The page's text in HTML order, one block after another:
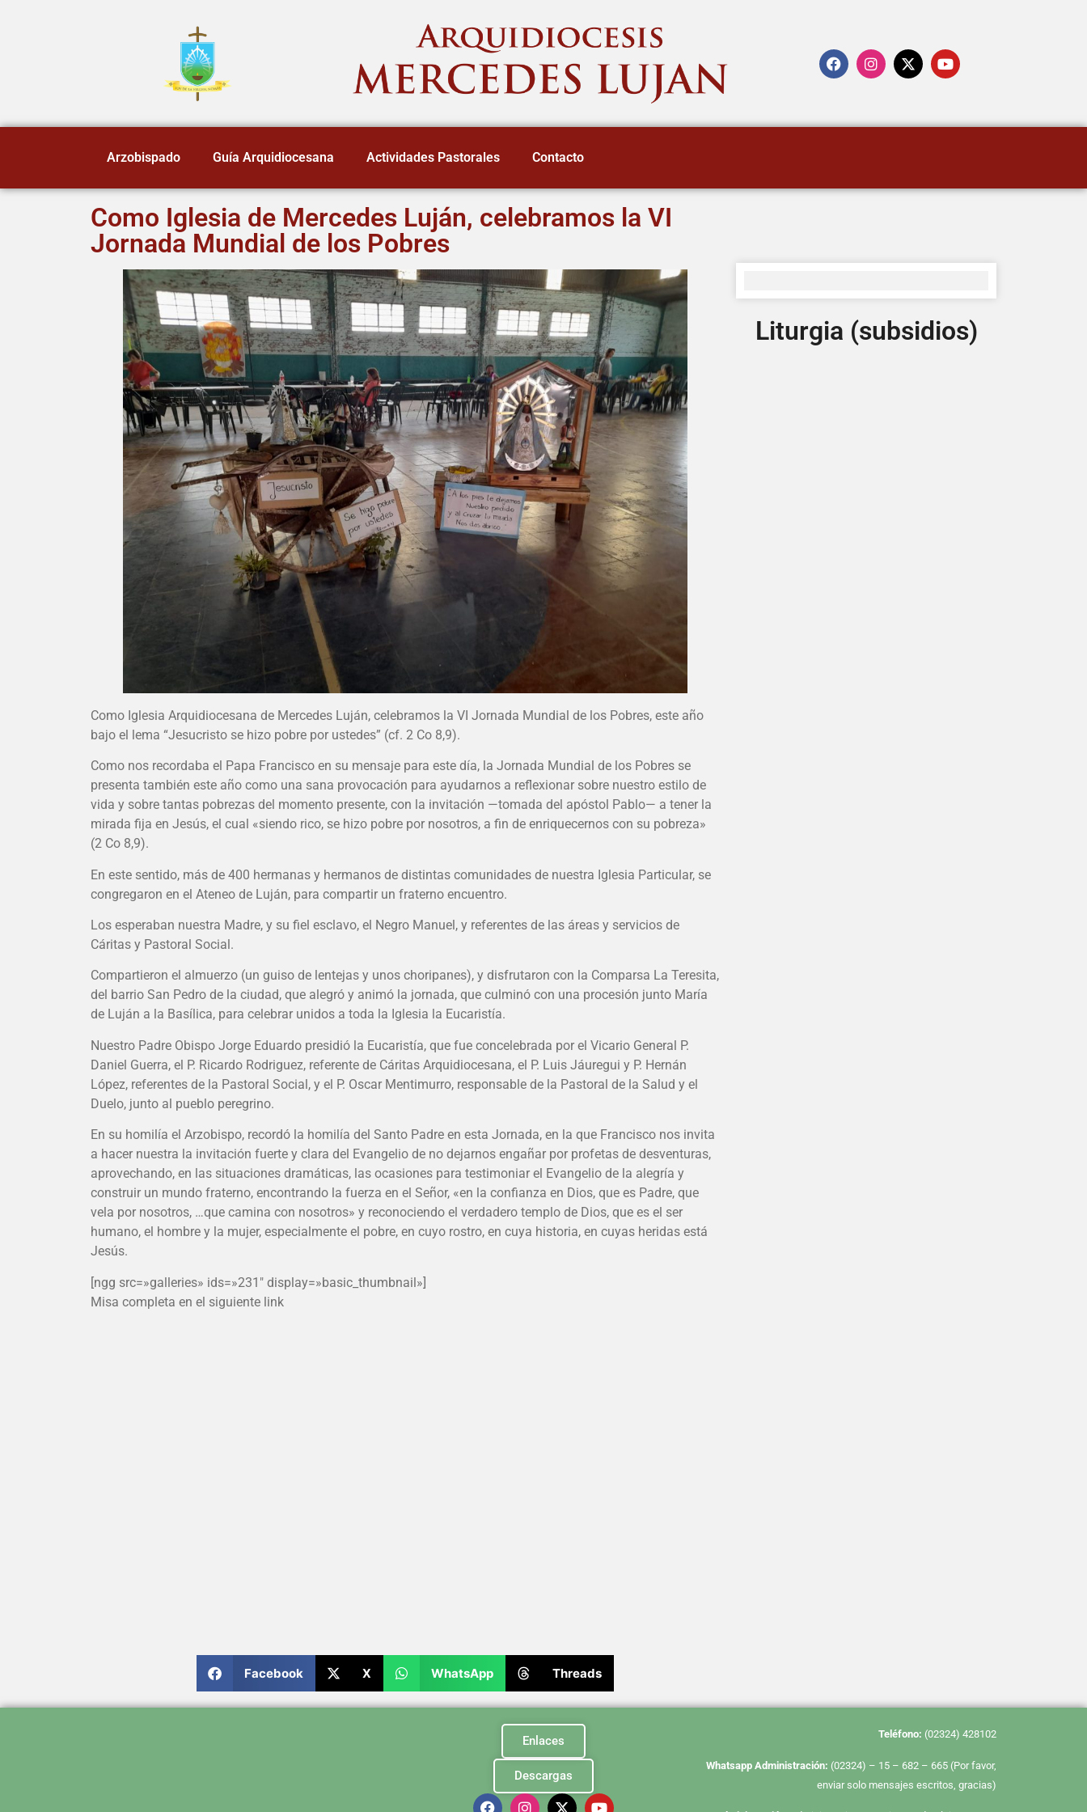
Arzobispado Guía Arquidiocesana Actividades Pastorales Contacto
Como Iglesia de Mercedes Luján, celebramos la VI
Jornada Mundial de los Pobres
Como Iglesia Arquidiocesana de Mercedes Luján, celebramos la VI Jornada Mundial de los Pobres, este año
bajo el lema “Jesucristo se hizo pobre por ustedes” (cf. 2 Co 8,9).
Como nos recordaba el Papa Francisco en su mensaje para este día, la Jornada Mundial de los Pobres se
presenta también este año como una sana provocación para ayudarnos a reflexionar sobre nuestro estilo de
vida y sobre tantas pobrezas del momento presente, con la invitación —tomada del apóstol Pablo— a tener la
mirada fija en Jesús, el cual «siendo rico, se hizo pobre por nosotros, a fin de enriquecernos con su pobreza»
(2 Co 8,9).
En este sentido, más de 400 hermanas y hermanos de distintas comunidades de nuestra Iglesia Particular, se
congregaron en el Ateneo de Luján, para compartir un fraterno encuentro.
Los esperaban nuestra Madre, y su fiel esclavo, el Negro Manuel, y referentes de las áreas y servicios de
Cáritas y Pastoral Social.
Compartieron el almuerzo (un guiso de lentejas y unos choripanes), y disfrutaron con la Comparsa La Teresita,
del barrio San Pedro de la ciudad, que alegró y animó la jornada, que culminó con una procesión junto María
de Luján a la Basílica, para celebrar unidos a toda la Iglesia la Eucaristía.
Nuestro Padre Obispo Jorge Eduardo presidió la Eucaristía, que fue concelebrada por el Vicario General P.
Daniel Guerra, el P. Ricardo Rodriguez, referente de Cáritas Arquidiocesana, el P. Luis Jáuregui y P. Hernán
López, referentes de la Pastoral Social, y el P. Oscar Mentimurro, responsable de la Pastoral de la Salud y el
Duelo, junto al pueblo peregrino.
En su homilía el Arzobispo, recordó la homilía del Santo Padre en esta Jornada, en la que Francisco nos invita
a hacer nuestra la invitación fuerte y clara del Evangelio de no dejarnos engañar por profetas de desventuras,
aprovechando, en las situaciones dramáticas, las ocasiones para testimoniar el Evangelio de la alegría y
construir un mundo fraterno, encontrando la fuerza en el Señor, «en la confianza en Dios, que es Padre, que
vela por nosotros, …que camina con nosotros» y reconociendo el verdadero templo de Dios, que es el ser
humano, el hombre y la mujer, especialmente el pobre, en cuyo rostro, en cuya historia, en cuyas heridas está
Jesús.
[ngg src=»galleries» ids=»231″ display=»basic_thumbnail»]
Misa completa en el siguiente link
Facebook X WhatsApp Threads
Liturgia (subsidios)
Enlaces
Descargas
Te léfono: (02324) 428102
Whatsapp Administración: (02324) – 15 – 682 – 665 (Por favor,
enviar solo mensajes escritos, gracias)